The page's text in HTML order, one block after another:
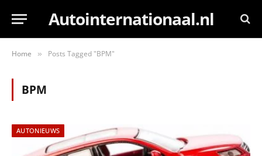
Autointernationaal.nl
Home » Posts Tagged "BPM"
BPM
AUTONIEUWS